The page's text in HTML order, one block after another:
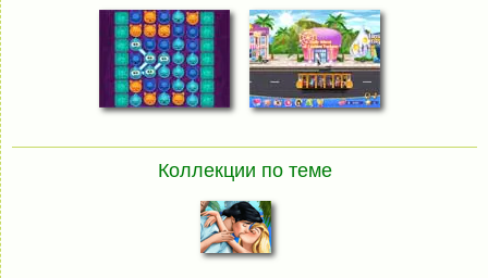
Коллекции по теме